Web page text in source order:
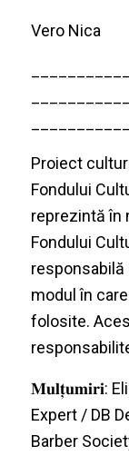
Vero Nica
Proiect
Fondului
reprezintă în
Fondului
modul în
folosite.
𝐌𝐮𝐥𝐭̦𝐮𝐦𝐢𝐫𝐢:
Expert / DB
Barber